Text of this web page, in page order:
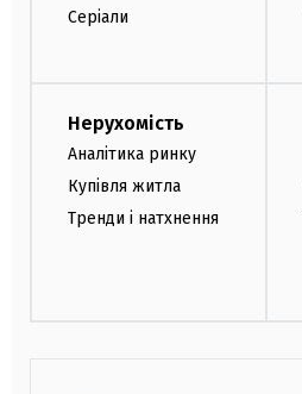
Серіали
Нерухомість
Аналітика ринку
Купівля житла
Тренди і натхнення